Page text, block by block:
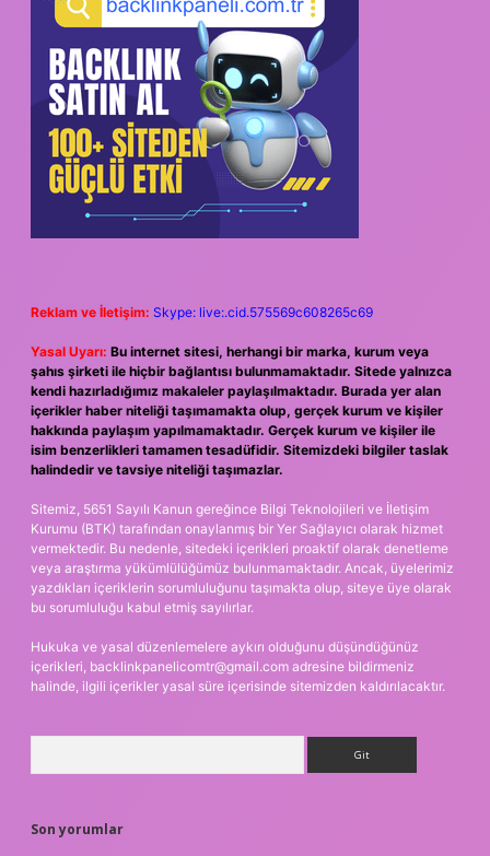
Reklam ve İletişim: Skype: live:.cid.575569c608265c69
Yasal Uyarı: Bu internet sitesi, herhangi bir marka, kurum veya
şahıs şirketi ile hiçbir bağlantısı bulunmamaktadır. Sitede yalnızca
kendi hazırladığımız makaleler paylaşılmaktadır. Burada yer alan
içerikler haber niteliği taşımamakta olup, gerçek kurum ve kişiler
hakkında paylaşım yapılmamaktadır. Gerçek kurum ve kişiler ile
isim benzerlikleri tamamen tesadüfidir. Sitemizdeki bilgiler taslak
halindedir ve tavsiye niteliği taşımazlar.
Sitemiz, 5651 Sayılı Kanun gereğince Bilgi Teknolojileri ve İletişim
Kurumu (BTK) tarafından onaylanmış bir Yer Sağlayıcı olarak hizmet
vermektedir. Bu nedenle, sitedeki içerikleri proaktif olarak denetleme
veya araştırma yükümlülüğümüz bulunmamaktadır. Ancak, üyelerimiz
yazdıkları içeriklerin sorumluluğunu taşımakta olup, siteye üye olarak
bu sorumluluğu kabul etmiş sayılırlar.
Hukuka ve yasal düzenlemelere aykırı olduğunu düşündüğünüz
içerikleri, backlinkpanelicomtr@gmail.com adresine bildirmeniz
halinde, ilgili içerikler yasal süre içerisinde sitemizden kaldırılacaktır.
Son yorumlar